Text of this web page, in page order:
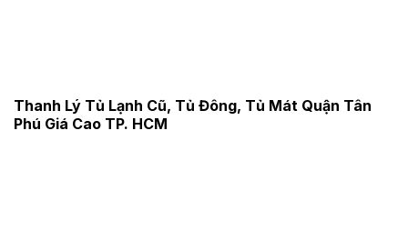
Thanh Lý Tủ Lạnh Cũ, Tủ Đông, Tủ Mát Quận Tân
Phú Giá Cao TP. HCM